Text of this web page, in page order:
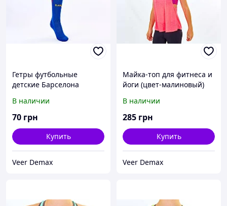
Гетры футбольные
детские Барселона
В наличии
70 грн
Купить
Veer Demax
Майка-топ для фитнеса и
йоги (цвет-малиновый)
В наличии
285 грн
Купить
Veer Demax